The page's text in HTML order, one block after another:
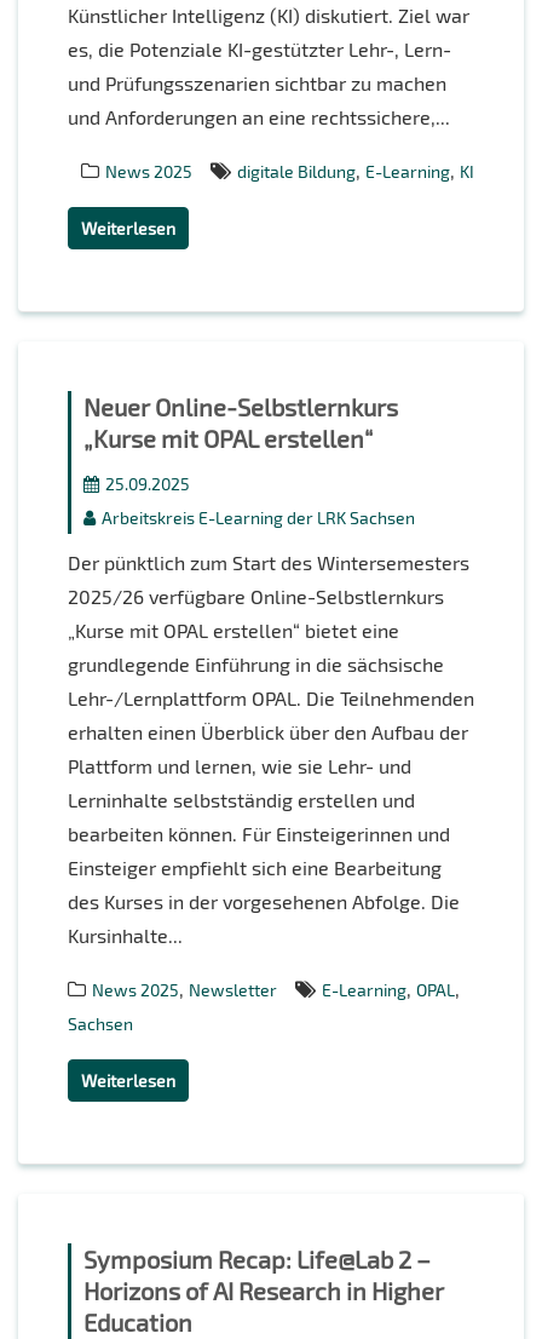
Künstlicher Intelligenz (KI) diskutiert. Ziel war
es, die Potenziale KI-gestützter Lehr-, Lern-
und Prüfungsszenarien sichtbar zu machen
und Anforderungen an eine rechtssichere,...
News 2025 digitale Bildung, E-Learning, KI
Weiterlesen
Neuer Online-Selbstlernkurs
„Kurse mit OPAL erstellen“
25.09.2025
Arbeitskreis E-Learning der LRK Sachsen
Der pünktlich zum Start des Wintersemesters
2025/26 verfügbare Online-Selbstlernkurs
„Kurse mit OPAL erstellen“ bietet eine
grundlegende Einführung in die sächsische
Lehr-/Lernplattform OPAL. Die Teilnehmenden
erhalten einen Überblick über den Aufbau der
Plattform und lernen, wie sie Lehr- und
Lerninhalte selbstständig erstellen und
bearbeiten können. Für Einsteigerinnen und
Einsteiger empfiehlt sich eine Bearbeitung
des Kurses in der vorgesehenen Abfolge. Die
Kursinhalte...
News 2025, Newsletter E-Learning, OPAL ,
Sachsen
Weiterlesen
Symposium Recap: Life@Lab 2 –
Horizons of AI Research in Higher
Education